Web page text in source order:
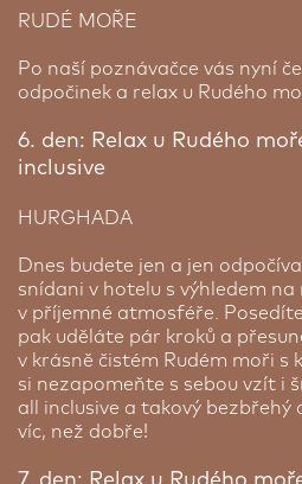
RUDÉ MOŘE
Po naší poznávačce vás nyní
odpočinek a relax u Rudého
6. den: Relax u Rudého
inclusive
HURGHADA
Dnes budete jen a jen
snídani v hotelu s výhledem
v příjemné atmosféře.
pak uděláte pár kroků a
v krásně čistém Rudém moři s
si nezapomeňte s sebou vzít i
all inclusive a takový bezbřehý
víc, než dobře!